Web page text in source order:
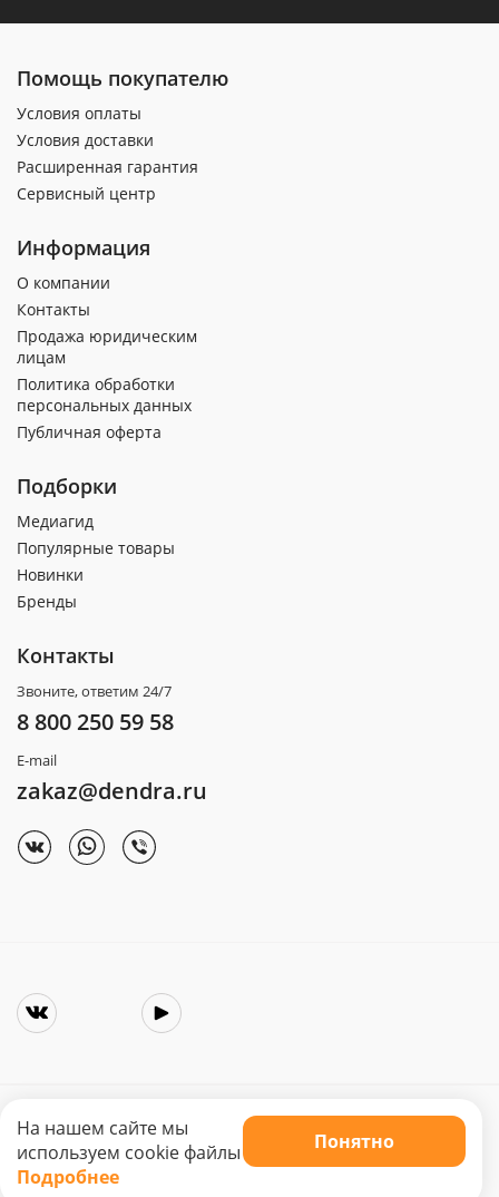
Помощь покупателю
Условия оплаты
Условия доставки
Расширенная гарантия
Сервисный центр
Информация
О компании
Контакты
Продажа юридическим
лицам
Политика обработки
персональных данных
Публичная оферта
Подборки
Медиагид
Популярные товары
Новинки
Бренды
Контакты
Звоните, ответим 24/7
8 800 250 59 58
E-mail
zakaz@dendra.ru
Copyright © 2025. Интернет-магазин «Dendra»
Не является публичной офертой. Цена может меняться.
На нашем сайте мы
используем cookie файлы
Подробнее
Понятно